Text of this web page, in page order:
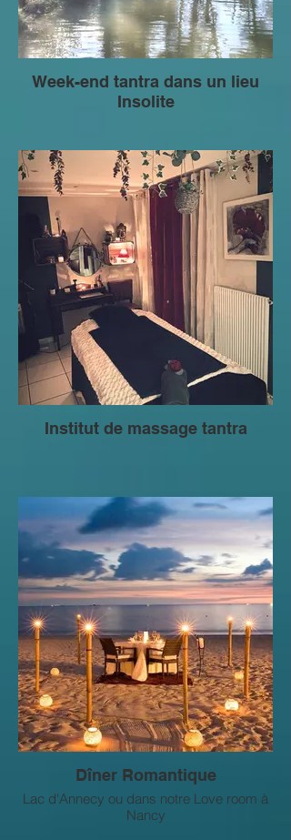
Week-end tantra dans un lieu
Insolite
Institut de massage tantra
Dîner Romantique
Lac d'Annecy ou dans notre Love room à
Nancy